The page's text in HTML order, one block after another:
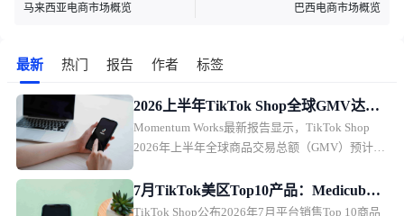
马来西亚电商市场概览
巴西电商市场概览
最新 热门 报告 作者 标签
2026上半年TikTok Shop全球GMV达
503亿美元
Momentum Works最新报告显示，TikTok Shop
2026年上半年全球商品交易总额（GMV）预计达
有望首次突破1000亿美元，达到1235亿美元。
7月TikTok美区Top10产品：Medicube
TikTok Shop公布2026年7月平台销售Top 10商品